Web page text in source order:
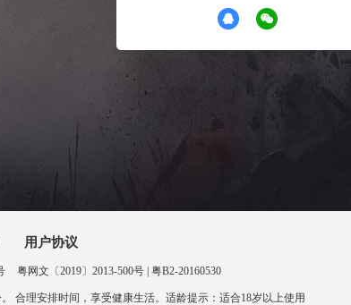
用户协议
粤网文〔2019〕2013-500号 | 粤B2-20160530
合理安排时间，享受健康生活。适龄提示：适合18岁以上使用